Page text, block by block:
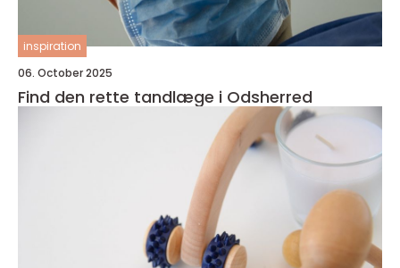
inspiration
06. October 2025
Find den rette tandlæge i Odsherred